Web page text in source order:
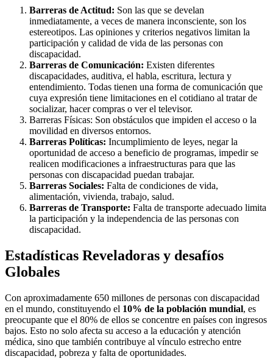
Barreras de Actitud: Son las que se develan
inmediatamente, a veces de manera inconsciente, son los
estereotipos. Las opiniones y criterios negativos limitan la
participación y calidad de vida de las personas con
discapacidad.
Barreras de Comunicación: Existen diferentes
discapacidades, auditiva, el habla, escritura, lectura y
entendimiento. Todas tienen una forma de comunicación que
cuya expresión tiene limitaciones en el cotidiano al tratar de
socializar, hacer compras o ver el televisor.
Barreras Físicas: Son obstáculos que impiden el acceso o la
movilidad en diversos entornos.
Barreras Políticas: Incumplimiento de leyes, negar la
oportunidad de acceso a beneficio de programas, impedir se
realicen modificaciones a infraestructuras para que las
personas con discapacidad puedan trabajar.
Barreras Sociales: Falta de condiciones de vida,
alimentación, vivienda, trabajo, salud.
Barreras de Transporte: Falta de transporte adecuado limita
la participación y la independencia de las personas con
discapacidad.
Estadísticas Reveladoras y desafíos
Globales
Con aproximadamente 650 millones de personas con discapacidad
en el mundo, constituyendo el 10% de la población mundial, es
preocupante que el 80% de ellos se concentre en países con ingresos
bajos. Esto no solo afecta su acceso a la educación y atención
médica, sino que también contribuye al vínculo estrecho entre
discapacidad, pobreza y falta de oportunidades.